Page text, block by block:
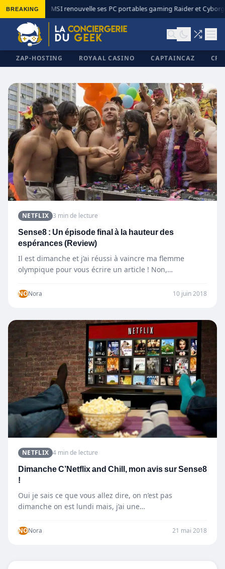
BREAKING MSI renouvelle ses PC portables gaming Raider et
ZAP-HOSTING ROYAAL CASINO CAPTAINCAZ
✕
NETFLIX 3 min de lecture
Sense8 : Un épisode final à la hauteur des
espérances (Review)
Il est dimanche et j’ai réussi à vaincre ma flemme
olympique pour vous écrire un article ! Non,…
NONora 10 juin 2018
NETFLIX 4 min de lecture
Dimanche C’Netflix and Chill, mon avis sur Sense8
!
Oui je sais ce que vous allez dire, on n’est pas
dimanche on est lundi mais, j’ai une…
NONora 21 mai 2018